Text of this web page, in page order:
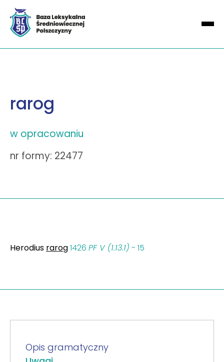
rarog
w opracowaniu
nr formy: 22477
Herodius rarog1426 PF V (1.13.1) - 15
Opis gramatyczny